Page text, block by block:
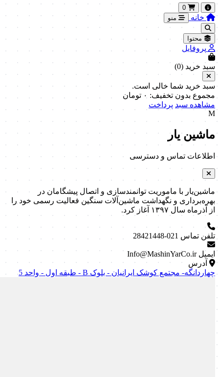
0
خانه منو
محتوا
پروفایل
سبد خرید (0
)
سبد خرید شما خالی است.
مجموع بدون تخفیف: ۰ تومان
مشاهده سبد پرداخت
M
ماشین یار
اطلاعات تماس و دسترسی
ماشین‌یار با ماموریت توانمندسازی و اتصال پیشگامان در
بهره‌برداری و نگهداشت ماشین‌آلات سنگین فعالیت رسمی خود را
از آذرماه سال ۱۳۹۷ آغاز کرد.
تلفن تماس 021-28421448
ایمیل Info@MashinYarCo.ir
آدرس
چهاردانگه- مجتمع کوشک ایرانیان - بلوک B - طبقه اول - واحد 5